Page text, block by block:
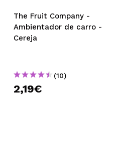
The Fruit Company -
Ambientador de carro -
Cereja
(10)
2,19€